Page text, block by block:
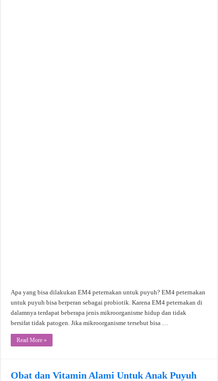
Apa yang bisa dilakukan EM4 peternakan untuk puyuh? EM4 peternakan
untuk puyuh bisa berperan sebagai probiotik. Karena EM4 peternakan di
dalamnya terdapat beberapa jenis mikroorganisme hidup dan tidak
bersifat tidak patogen. Jika mikroorganisme tersebut bisa …
Read More »
Obat dan Vitamin Alami Untuk Anak Puyuh